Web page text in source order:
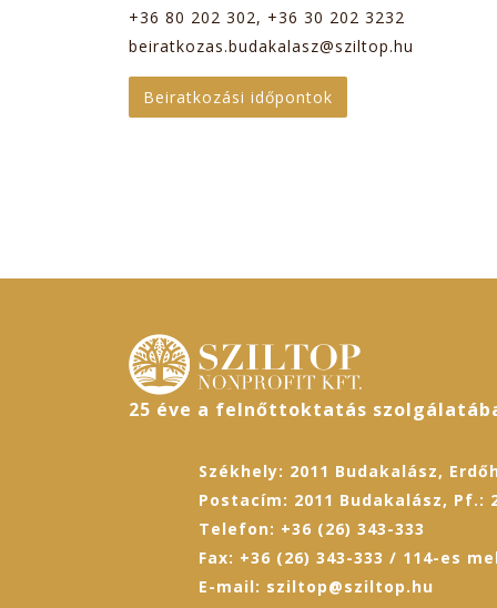
+36 80 202 302, +36 30 202 3232
beiratkozas.budakalasz@sziltop.hu
Beiratkozási időpontok
25 éve a felnőttoktatás
Székhely: 2011 Budakalász,
Postacím: 2011 Budakalász, Pf.:
Telefon: +36 (26) 343-333
Fax: +36 (26) 343-333 / 114-es
E-mail: sziltop@sziltop.hu